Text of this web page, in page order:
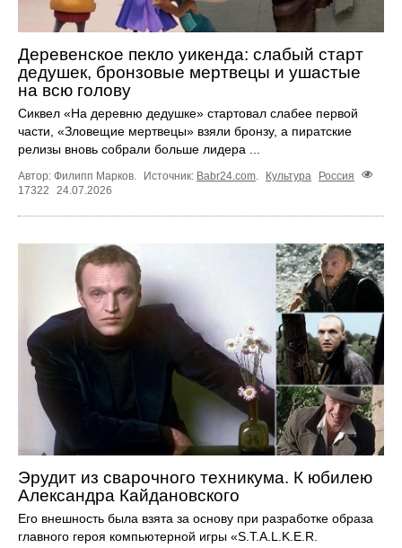
Деревенское пекло уикенда: слабый старт
дедушек, бронзовые мертвецы и ушастые
на всю голову
Сиквел «На деревню дедушке» стартовал слабее первой
части, «Зловещие мертвецы» взяли бронзу, а пиратские
релизы вновь собрали больше лидера ...
Автор: Филипп Марков. Источник: Babr24.com Культура
Россия
17322
24.07.2026
Эрудит из сварочного техникума. К юбилею
Александра Кайдановского
Его внешность была взята за основу при разработке образа
главного героя компьютерной игры «S.T.A.L.K.E.R.